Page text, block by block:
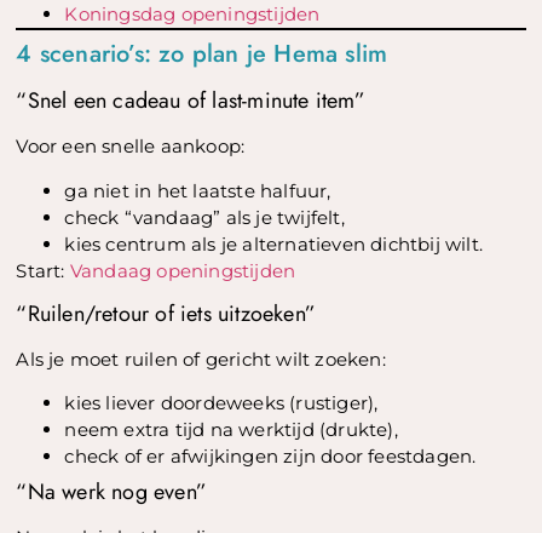
Koningsdag openingstijden
4 scenario’s: zo plan je Hema slim
“Snel een cadeau of last-minute item”
Voor een snelle aankoop:
ga niet in het laatste halfuur,
check “vandaag” als je twijfelt,
kies centrum als je alternatieven dichtbij wilt.
Start: Vandaag openingstijden
“Ruilen/retour of iets uitzoeken”
Als je moet ruilen of gericht wilt zoeken:
kies liever doordeweeks (rustiger),
neem extra tijd na werktijd (drukte),
check of er afwijkingen zijn door feestdagen.
“Na werk nog even”